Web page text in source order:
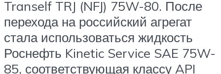
Tranself TRJ (NFJ) 75W-80. После
перехода на российский агрегат
стала использоваться жидкость
Роснефть Kinetic Service SAE 75W-
85, соответствующая классу API